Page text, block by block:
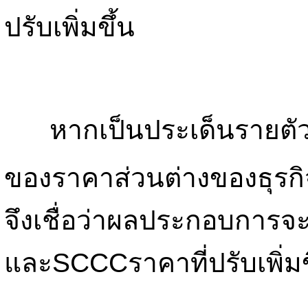
ปรับเพิ่มขึ้น
หากเป็นประเด็นรายตั
ของราคาส่วนต่างของธุ
จึงเชื่อว่าผลประกอบการ
และSCCCราคาที่ปรับเ